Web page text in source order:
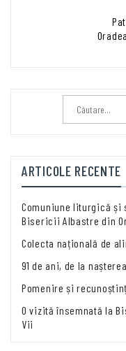
după:
ARTICOLE RECENTE
Comuniune liturgică
Bisericii Albastre din
Colecta națională de
91 de ani, de la
Pomenire și
O vizită însemnată la
Vii